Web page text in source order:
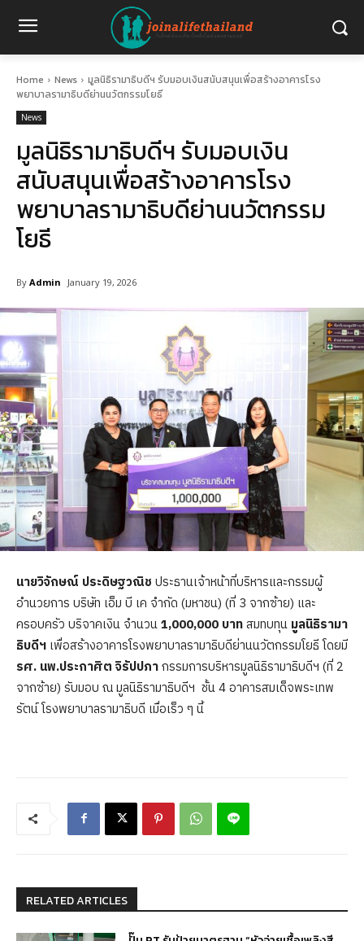
Home News
มูลนิธิรามาธิบดีฯ รับมอบเงินสนับสนุนเพื่อสร้างอาคารโรง
พยาบาลรามาธิบดีย่านนวัตกรรมโยธี
News
มูลนิธิรามาธิบดีฯ รับมอบเงิน
สนับสนุนเพื่อสร้างอาคารโรง
พยาบาลรามาธิบดีย่านนวัตกรรม
โยธี
By Admin January 19, 2026
นายวิจักษณ์ ประดิษฐวณิช ประธานเจ้าหน้าที่บริหารและกรรมผู้
อำนวยการ บริษัท เอ็ม บี เค จำกัด (มหาชน) (ที่ 3 จากซ้าย) และ
ครอบครัว บริจาคเงิน จำนวน1,000,000 บาทสมทบทุน มูลนิธิรามา
ธิบดีฯ เพื่อสร้างอาคารโรงพยาบาลรามาธิบดีย่านนวัตกรรมโยธี โดยมี
รศ. นพ.ประกาศิต จิรัปปภากรรมการบริหารมูลนิธิรามาธิบดีฯ (ที่ 2
จากซ้าย) รับมอบ ณ มูลนิธิรามาธิบดีฯ ชั้น 4 อาคารสมเด็จพระเทพ
รัตน์ โรงพยาบาลรามาธิบดี เมื่อเร็ว ๆ นี้
RELATED ARTICLES